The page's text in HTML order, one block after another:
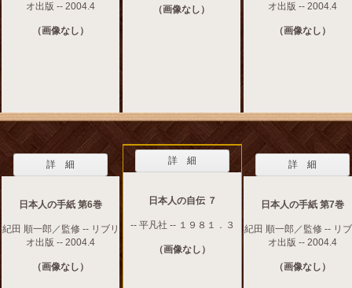
オ出版 -- 2004.4
（画像なし）
（画像なし）
オ出版 -- 2004.4
（画像なし）
詳 細
日本人の手紙 第6巻
紀田 順一郎／監修 -- リブリ
オ出版 -- 2004.4
（画像なし）
詳 細
日本人の自伝 ７
-- 平凡社 -- １９８１．３
（画像なし）
詳 細
日本人の手紙 第7巻
紀田 順一郎／監修 -- リ
オ出版 -- 2004.4
（画像なし）